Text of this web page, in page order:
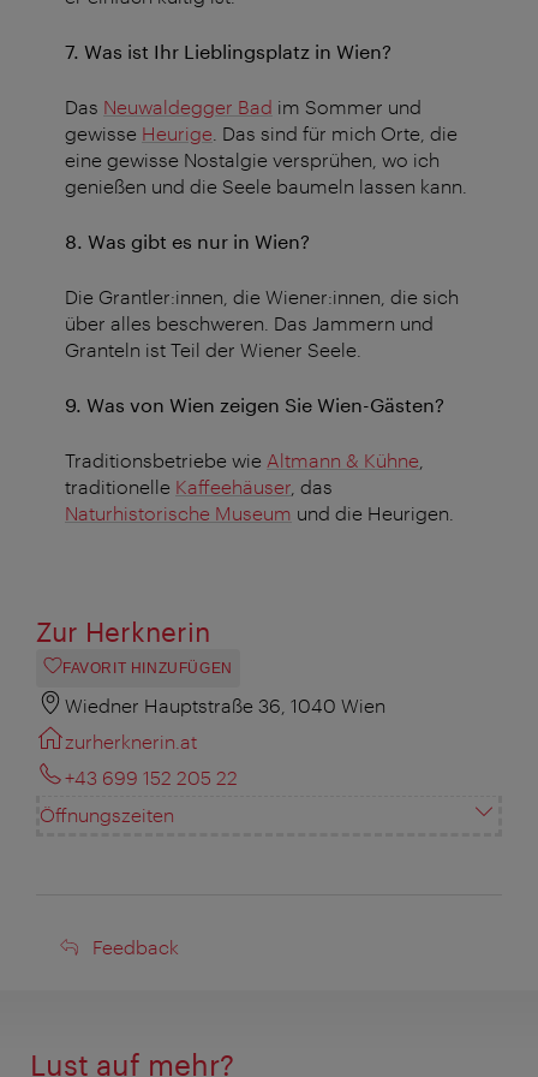
7. Was ist Ihr Lieblingsplatz in Wien?
Das Neuwaldegger Bad im Sommer und
gewisse Heurige . Das sind für mich Orte, die
eine gewisse Nostalgie versprühen, wo ich
genießen und die Seele baumeln lassen kann.
8. Was gibt es nur in Wien?
Die Grantler:innen, die Wiener:innen, die sich
über alles beschweren. Das Jammern und
Granteln ist Teil der Wiener Seele.
9. Was von Wien zeigen Sie Wien-Gästen?
Traditionsbetriebe wie Altmann & Kühne
traditionelle Kaffeehäuser , das
Naturhistorische Museum und die Heurigen.
Zur Herknerin
FAVORIT HINZUFÜGEN
Wiedner Hauptstraße 36, 1040 Wien
zurherknerin.at
+43 699 152 205 22
Öffnungszeiten
Feedback
Feedback
Lust auf mehr?